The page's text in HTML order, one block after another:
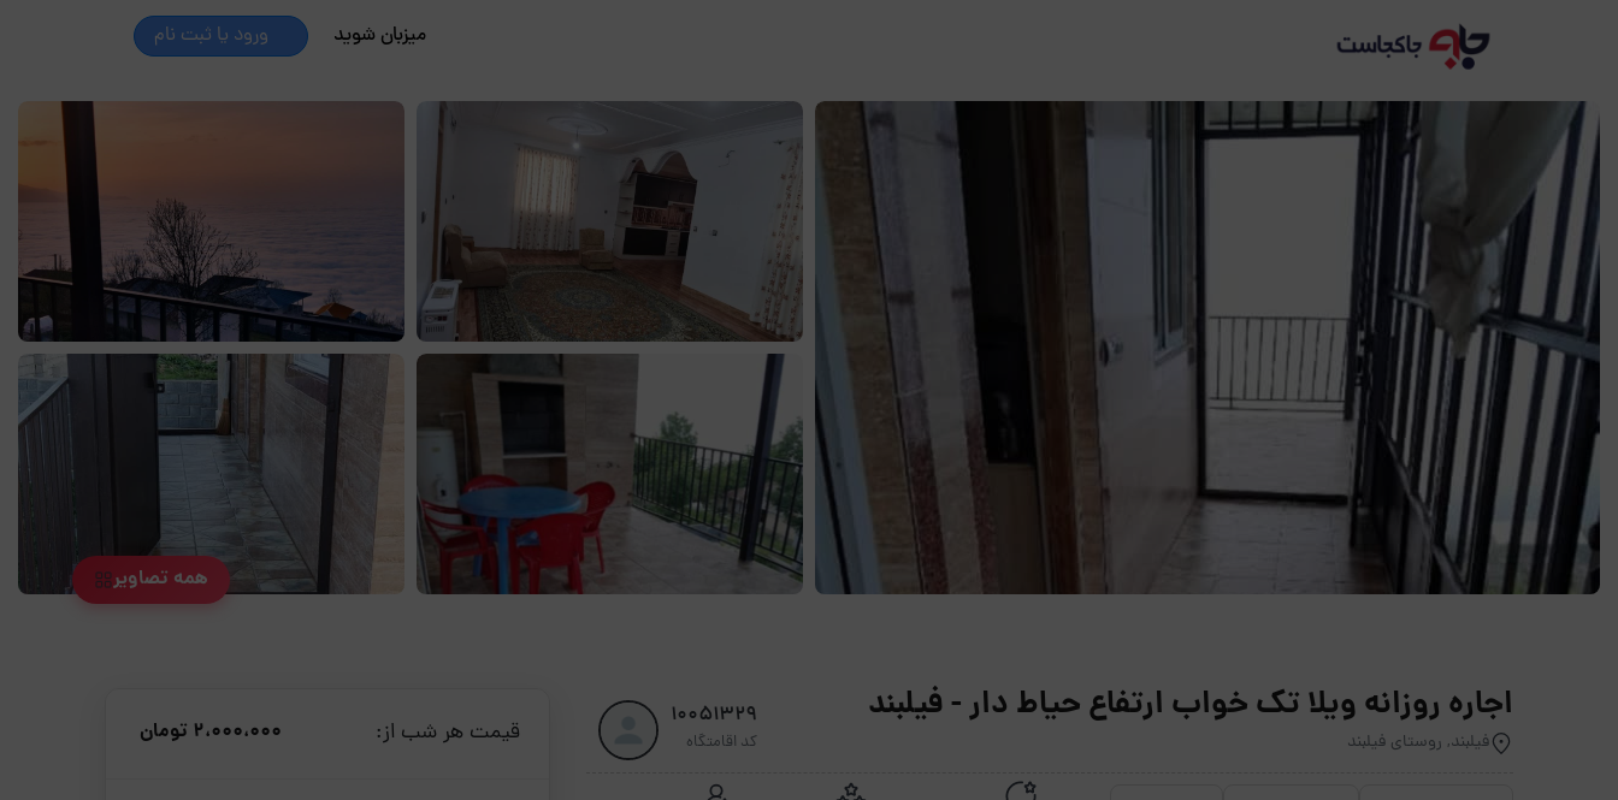
میزبان شوید ورود یا ثبت نام
همه تصاویر
اجاره روزانه ویلا تک خواب ارتفاع حیاط دار - فیلبند
فیلبند, روستای فیلبند
10051329
کد اقامتگاه قیمت هر شب از: 2،000،000 تومان